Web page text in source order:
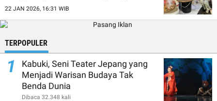
22 JAN 2026, 16:31 WIB
TERPOPULER
1
Kabuki, Seni Teater Jepang yang
Menjadi Warisan Budaya Tak
Benda Dunia
Dibaca 32.348 kali